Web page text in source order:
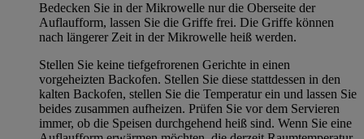
Bedecken Sie in der Mikrowelle nur die Oberseite der
Auflaufform, lassen Sie die Griffe frei. Die Griffe können
nach längerer Zeit in der Mikrowelle heiß werden.
Stellen Sie keine tiefgefrorenen Gerichte in einen
vorgeheizten Backofen. Stellen Sie diese stattdessen in den
kalten Backofen, stellen Sie die Temperatur ein und lassen Sie
beides zusammen aufheizen. Prüfen Sie vor dem Servieren
immer, ob die Speisen durchgehend heiß sind. Wenn Sie eine